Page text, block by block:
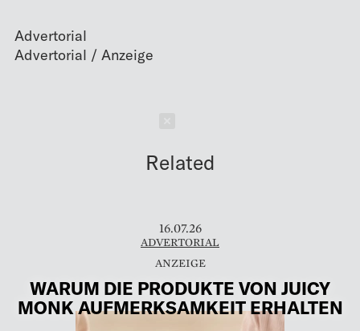
Advertorial
Related
16.07.26
ADVERTORIAL
WARUM DIE PRODUKTE VON JUICY
MONK AUFMERKSAMKEIT ERHALTEN